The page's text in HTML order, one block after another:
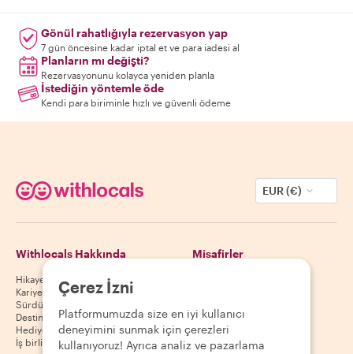
Gönül rahatlığıyla rezervasyon yap
7 gün öncesine kadar iptal et ve para iadesi al
Planların mı değişti?
Rezervasyonunu kolayca yeniden planla
İstediğin yöntemle öde
Kendi para biriminle hızlı ve güvenli ödeme
EUR (€)
Withlocals Hakkında
Hikayemiz
Kariyer
Sürdürülebilirlik
Destinasyonlar
Hediye kuponları
İş birliği yap
Misafirler
Çerez İzni
Platformumuzda size en iyi kullanıcı
deneyimini sunmak için çerezleri
kullanıyoruz! Ayrıca analiz ve pazarlama